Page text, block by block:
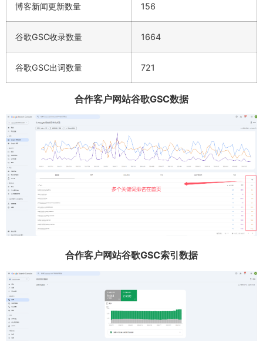
博客新闻更新数量 156
谷歌GSC收录数量 1664
谷歌GSC出词数量 721
合作客户网站谷歌GSC数据
合作客户网站谷歌GSC索引数据